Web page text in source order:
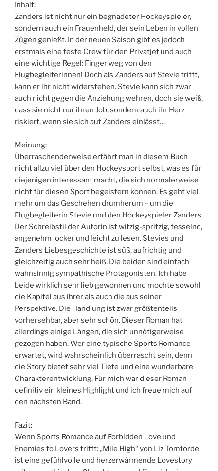
Inhalt:
Zanders ist nicht nur ein begnadeter Hockeyspieler,
sondern auch ein Frauenheld, der sein Leben in vollen
Zügen genießt. In der neuen Saison gibt es jedoch
erstmals eine feste Crew für den Privatjet und auch
eine wichtige Regel: Finger weg von den
Flugbegleiterinnen! Doch als Zanders auf Stevie trifft,
kann er ihr nicht widerstehen. Stevie kann sich zwar
auch nicht gegen die Anziehung wehren, doch sie weiß,
dass sie nicht nur ihren Job, sondern auch ihr Herz
riskiert, wenn sie sich auf Zanders einlässt…
Meinung:
Überraschenderweise erfährt man in diesem Buch
nicht allzu viel über den Hockeysport selbst, was es für
diejenigen interessant macht, die sich normalerweise
nicht für diesen Sport begeistern können. Es geht viel
mehr um das Geschehen drumherum – um die
Flugbegleiterin Stevie und den Hockeyspieler Zanders.
Der Schreibstil der Autorin ist witzig-spritzig, fesselnd,
angenehm locker und leicht zu lesen. Stevies und
Zanders Liebesgeschichte ist süß, aufrichtig und
gleichzeitig auch sehr heiß. Die beiden sind einfach
wahnsinnig sympathische Protagonisten. Ich habe
beide wirklich sehr lieb gewonnen und mochte sowohl
die Kapitel aus ihrer als auch die aus seiner
Perspektive. Die Handlung ist zwar größtenteils
vorhersehbar, aber sehr schön. Dieser Roman hat
allerdings einige Längen, die sich unnötigerweise
gezogen haben. Wer eine typische Sports Romance
erwartet, wird wahrscheinlich überrascht sein, denn
die Story bietet sehr viel Tiefe und eine wunderbare
Charakterentwicklung. Für mich war dieser Roman
definitiv ein kleines Highlight und ich freue mich auf
den nächsten Band.
Fazit:
Wenn Sports Romance auf Forbidden Love und
Enemies to Lovers trifft: „Mile High“ von Liz Tomforde
ist eine gefühlvolle und herzerwärmende Lovestory